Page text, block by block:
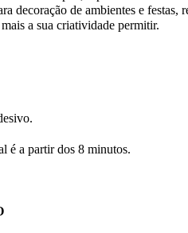
decoração de ambientes e festas,
a sua criatividade permitir.
é a partir dos 8 minutos.